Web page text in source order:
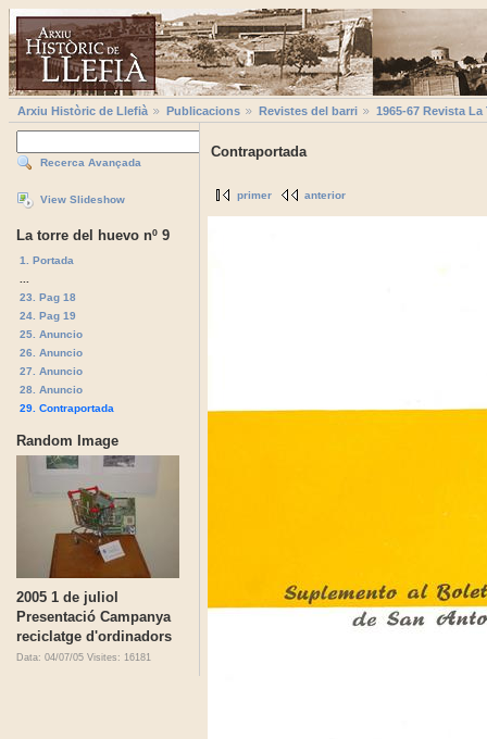
Arxiu Històric de Llefià Publicacions Revistes del barri 1965-67 Revista
Recerca Avançada
View Slideshow
La torre del huevo nº 9
1. Portada
23. Pag 18
24. Pag 19
25. Anuncio
26. Anuncio
27. Anuncio
28. Anuncio
29. Contraportada
Random Image
2005 1 de juliol
Presentació Campanya
reciclatge d'ordinadors
Data: 04/07/05 Visites: 16181
Contraportada
primer anterior